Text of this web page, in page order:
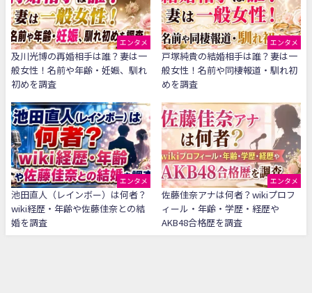
エンタメ
及川光博の再婚相手は誰？妻は一
般女性！名前や年齢・妊娠、馴れ
初めを調査
エンタメ
戸塚純貴の結婚相手は誰？妻は一
般女性！名前や同棲報道・馴れ初
めを調査
エンタメ
池田直人（レインボー）は何者？
wiki経歴・年齢や佐藤佳奈との結
婚を調査
エンタメ
佐藤佳奈アナは何者？wikiプロフ
ィール・年齢・学歴・経歴や
AKB48合格歴を調査